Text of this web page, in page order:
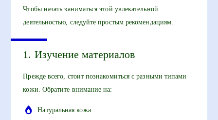
Чтобы начать заниматься этой увлекательной
деятельностью, следуйте простым рекомендациям.
1. Изучение материалов
Прежде всего, стоит познакомиться с разными типами
кожи. Обратите внимание на:
Натуральная кожа